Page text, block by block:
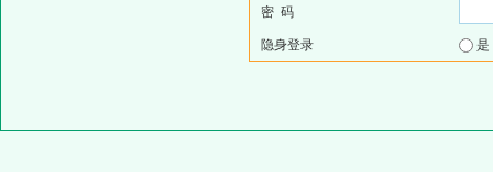
密 码
隐身登录